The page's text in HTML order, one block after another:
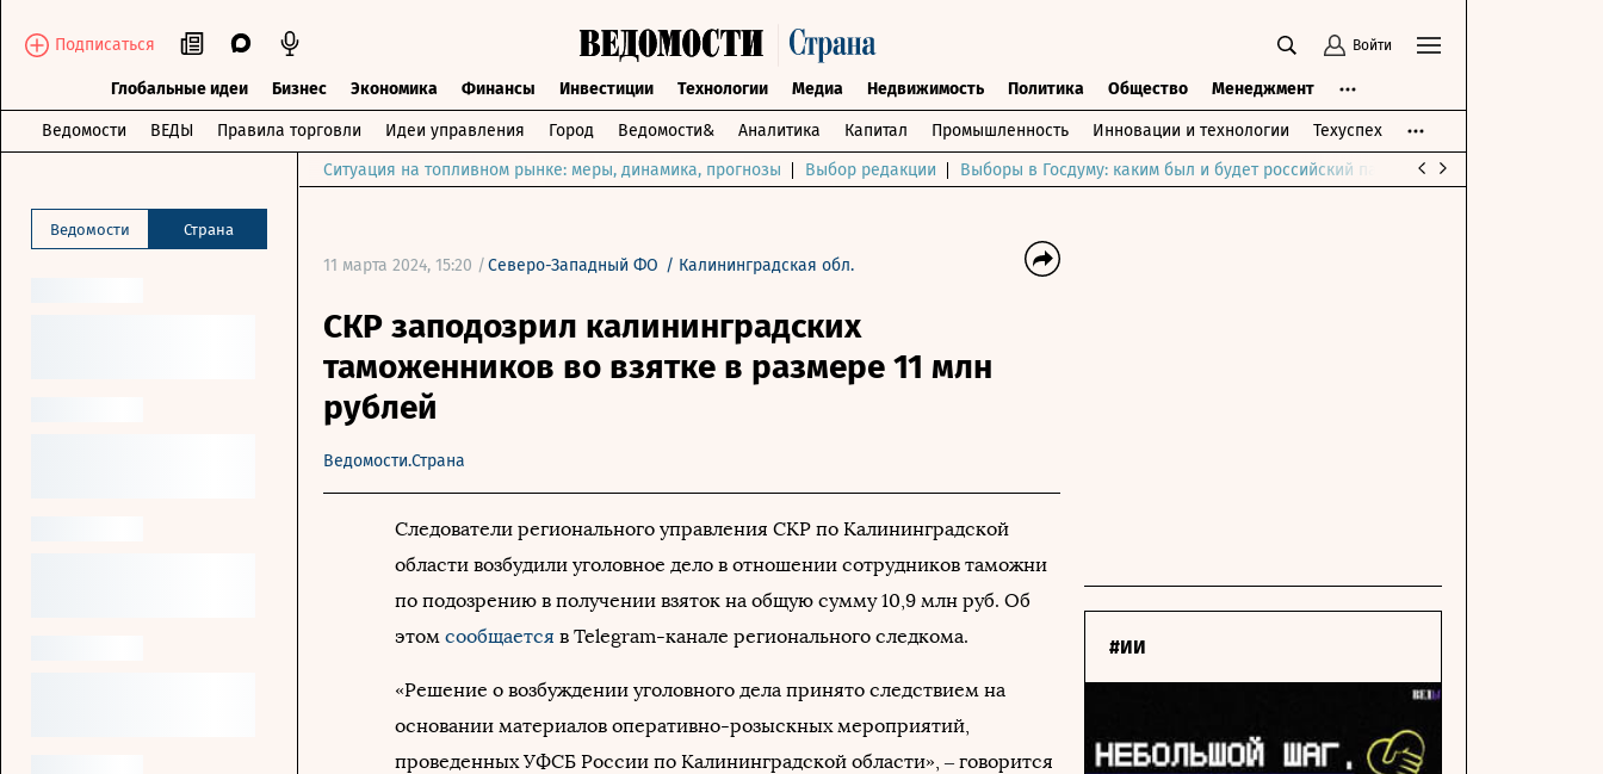
Подписаться Войти
Глобальные идеи Бизнес Экономика Финансы Инвестиции Технологии Медиа Недвижимость Политика Общество Менеджмент
Ведомости ВЕДЫ Правила торговли Идеи управления Город Ведомости& Аналитика Капитал Промышленность Инновации и технологии Техуспех
Ведомости Страна
Ситуация на топливном рынке: меры, динамика, прогнозы Выбор редакции Выборы в Госдуму: каким был и будет российский парламент
11 марта 2024, 15:20 /Северо-Западный ФО / Калининградская обл.
СКР заподозрил калининградских
таможенников во взятке в размере 11 млн
рублей
Ведомости.Страна
Следователи регионального управления СКР по Калининградской
области возбудили уголовное дело в отношении сотрудников таможни
по подозрению в получении взяток на общую сумму 10,9 млн руб. Об
этом сообщается в Telegram-канале регионального следкома.
«Решение о возбуждении уголовного дела принято следствием на
основании материалов оперативно-розыскных мероприятий,
проведенных УФСБ России по Калининградской области», – говорится
#ИИ